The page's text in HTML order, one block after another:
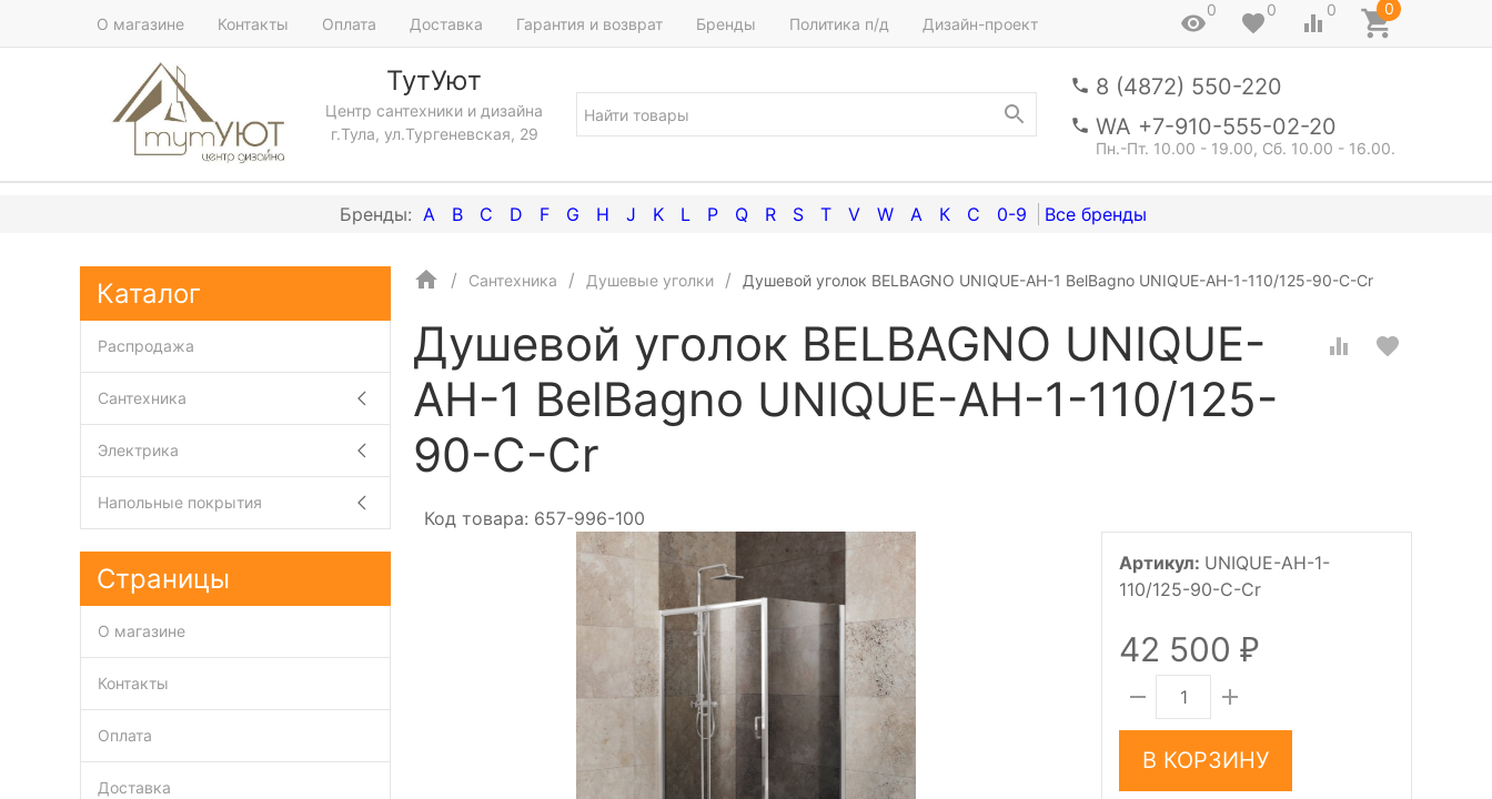
О магазине Контакты Оплата Доставка Гарантия и возврат Бренды Политика п/д Дизайн-проект
0 0 0 0
ТутУют
Центр сантехники и дизайна
г.Тула, ул.Тургеневская, 29
8 (4872) 550-220
WA +7-910-555-02-20
Пн.-Пт. 10.00 - 19.00, Сб. 10.00 - 16.00.
A B C D F G H J K L P Q R S T V W А К С 0-9
Сантехника Душевые уголки Душевой уголок BELBAGNO UNIQUE-AH-1 BelBagno UNIQUE-AH-1-110/125-90-C-Cr
Душевой уголок BELBAGNO UNIQUE-
AH-1 BelBagno UNIQUE-AH-1-110/125-
90-C-Cr
Код товара: 657-996-100
Артикул: UNIQUE-AH-1-
110/125-90-C-Cr
42 500 ₽
В КОРЗИНУ
Каталог
Распродажа
Сантехника
Электрика
Напольные покрытия
Страницы
О магазине
Контакты
Оплата
Доставка